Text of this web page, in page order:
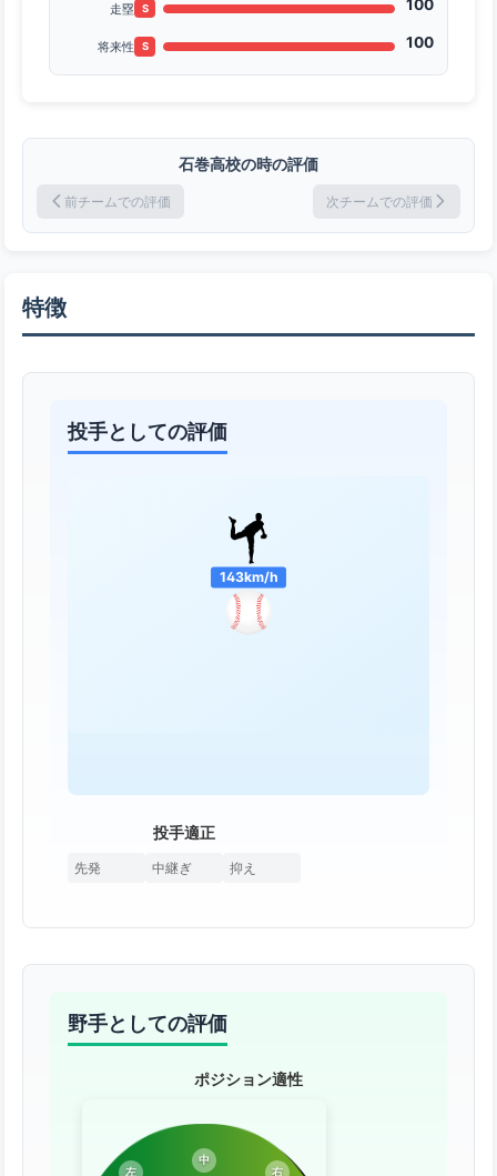
走塁 S 100
将来性 S 100
石巻高校の時の評価
前チームでの評価 次チームでの評価
特徴
投手としての評価
143km/h
投手適正
先発 中継ぎ 抑え
野手としての評価
ポジション適性
左
中
右